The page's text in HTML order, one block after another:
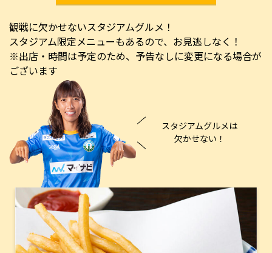
観戦に欠かせないスタジアムグルメ！
スタジアム限定メニューもあるので、お見逃しなく！
※出店・時間は予定のため、予告なしに変更になる場合が
ございます
スタジアムグルメは
欠かせない！